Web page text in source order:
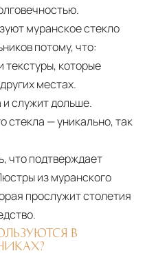
муранское стекло
потому, что:
текстуры, которые
местах.
служит дольше.
стекла — уникально, так
что подтверждает
из муранского
прослужит столетия
В